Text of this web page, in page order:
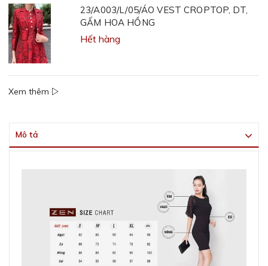
23/A003/L/05/ÁO VEST CROPTOP, DT,
GẤM HOA HỒNG
Hết hàng
Xem thêm
Mô tả